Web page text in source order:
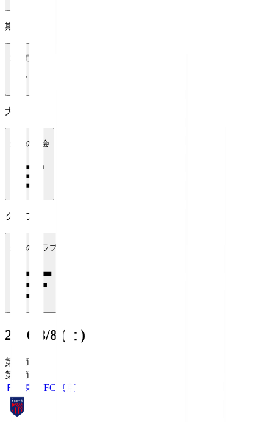
期間
1週間
大会
全ての大会
クラブ
全てのクラブ
2026/8/8 (土)
第1節
第1節
ＦＣ東京FC東京